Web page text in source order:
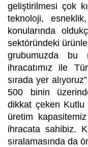
geliştirilmesi çok
teknoloji,
konularında
sektöründeki
grubumuzda bu
ihracatımız ile
sırada yer
500 binin
dikkat çeken Kutlu
üretim
ihracata sahibiz.
sıralamasında da